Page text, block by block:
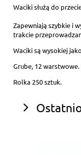
Waciki służą do
Zapewniają szybkie i
trakcie
Waciki są wysokiej
Grube, 12 warstwowe.
Rolka 250 sztuk.